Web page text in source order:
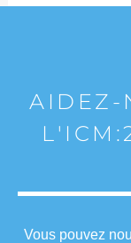
AIDEZ-
Vous pouvez